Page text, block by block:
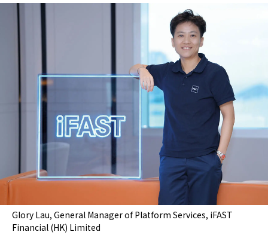
Glory Lau, General Manager of Platform Services, iFAST
Financial (HK) Limited